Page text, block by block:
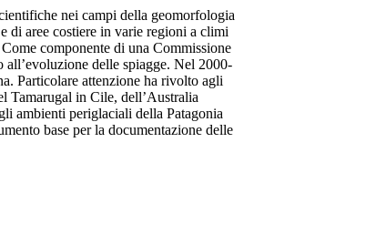
nei campi della geomorfologia
di aree costiere in varie regioni a climi
componente di una Commissione
delle spiagge. Nel 2000-
Particolare attenzione ha rivolto agli
Tamarugal in Cile, dell’Australia
ambienti periglaciali della Patagonia
base per la documentazione delle